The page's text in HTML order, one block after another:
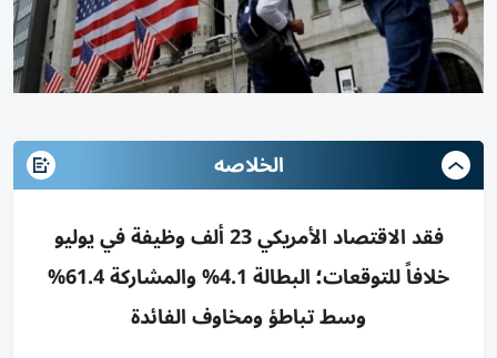
الخلاصه
فقد الاقتصاد الأمريكي 23 ألف وظيفة في يوليو
خلافاً للتوقعات؛ البطالة 4.1% والمشاركة 61.4%
وسط تباطؤ ومخاوف الفائدة